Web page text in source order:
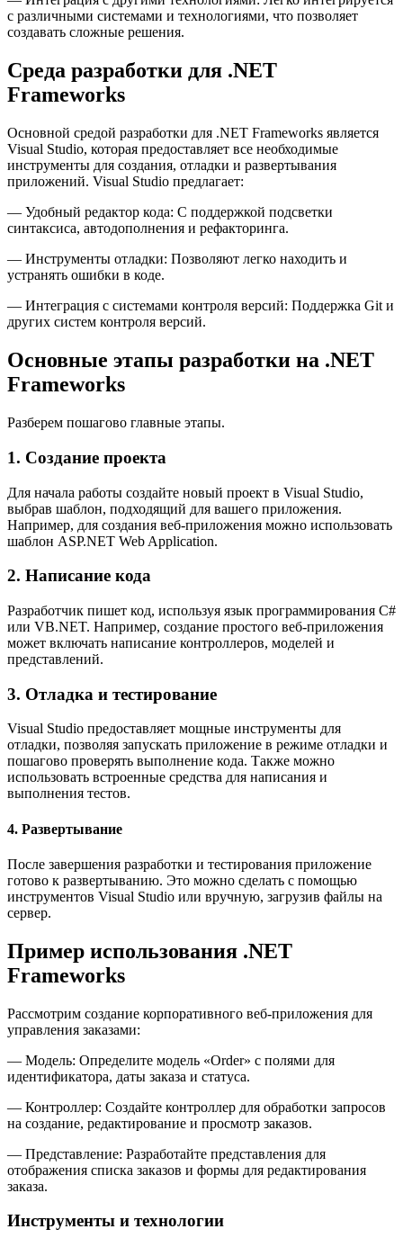
с различными системами и технологиями, что позволяет
создавать сложные решения.
Среда разработки для .NET
Frameworks
Основной средой разработки для .NET Frameworks является
Visual Studio, которая предоставляет все необходимые
инструменты для создания, отладки и развертывания
приложений. Visual Studio предлагает:
— Удобный редактор кода: С поддержкой подсветки
синтаксиса, автодополнения и рефакторинга.
— Инструменты отладки: Позволяют легко находить и
устранять ошибки в коде.
— Интеграция с системами контроля версий: Поддержка Git и
других систем контроля версий.
Основные этапы разработки на .NET
Frameworks
Разберем пошагово главные этапы.
1. Создание проекта
Для начала работы создайте новый проект в Visual Studio,
выбрав шаблон, подходящий для вашего приложения.
Например, для создания веб-приложения можно использовать
шаблон ASP.NET Web Application.
2. Написание кода
Разработчик пишет код, используя язык программирования C#
или VB.NET. Например, создание простого веб-приложения
может включать написание контроллеров, моделей и
представлений.
3. Отладка и тестирование
Visual Studio предоставляет мощные инструменты для
отладки, позволяя запускать приложение в режиме отладки и
пошагово проверять выполнение кода. Также можно
использовать встроенные средства для написания и
выполнения тестов.
4. Развертывание
После завершения разработки и тестирования приложение
готово к развертыванию. Это можно сделать с помощью
инструментов Visual Studio или вручную, загрузив файлы на
сервер.
Пример использования .NET
Frameworks
Рассмотрим создание корпоративного веб-приложения для
управления заказами:
— Модель: Определите модель «Order» с полями для
идентификатора, даты заказа и статуса.
— Контроллер: Создайте контроллер для обработки запросов
на создание, редактирование и просмотр заказов.
— Представление: Разработайте представления для
отображения списка заказов и формы для редактирования
заказа.
Инструменты и технологии